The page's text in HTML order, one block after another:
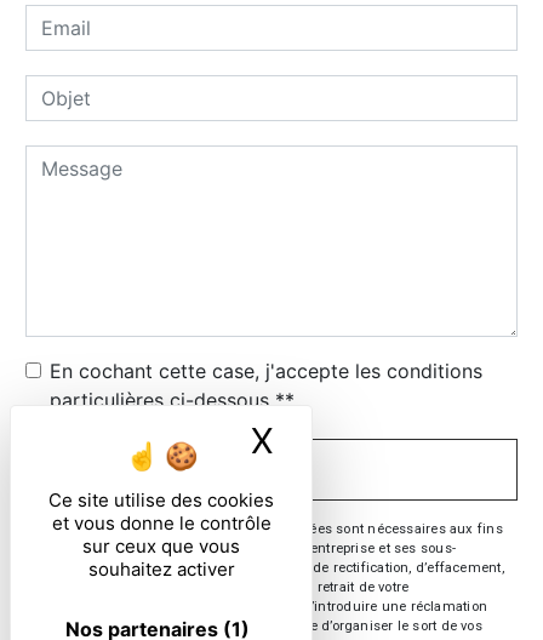
Ce site utilise des cookies
et vous donne le contrôle
sur ceux que vous
souhaitez activer
Nos partenaires (1)
X Masquer le
En cochant cette case, j'accepte les conditions
particulières ci-dessous **
** Les données personnelles communiquées sont nécessaires aux fins
de vous contacter. Elles sont destinées à l'entreprise et ses sous-
traitants. Vous disposez de droits d’accès, de rectification, d’effacement,
de portabilité, de limitation, d’opposition, de retrait de votre
consentement à tout moment et du droit d’introduire une réclamation
auprès d’une autorité de contrôle, ainsi que d’organiser le sort de vos